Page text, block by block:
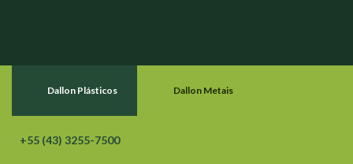
Dallon Plásticos Dallon Metais
+55 (43) 3255-7500